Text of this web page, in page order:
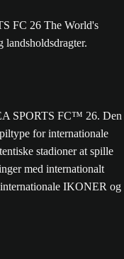
SPORTS FC™ 26. Den
for internationale
stadioner at spille
med internationalt
IKONER og